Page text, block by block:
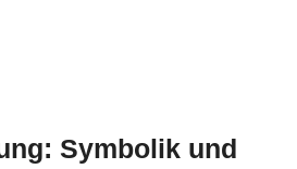
Symbolik und